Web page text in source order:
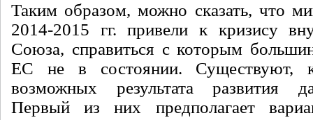
Таким образом, можно сказать, что
2014-2015 гг. привели к кризису
Союза, справиться с которым
ЕС не в состоянии. Существуют,
возможных результата развития
Первый из них предполагает